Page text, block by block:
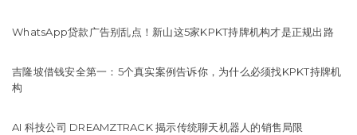
WhatsApp贷款广告别乱点！新山这5家KPKT持牌机构才是正规出路
吉隆坡借钱安全第一：5个真实案例告诉你，为什么必须找KPKT持牌机
构
AI 科技公司 DREAMZTRACK 揭示传统聊天机器人的销售局限